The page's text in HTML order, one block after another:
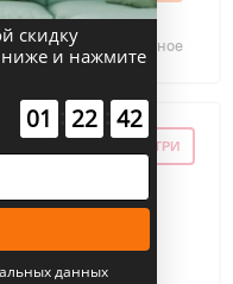
В избранное
ПО ПРОМОКОДУ ВНУТРИ
скидку
ниже и нажмите
01 22 41
данных